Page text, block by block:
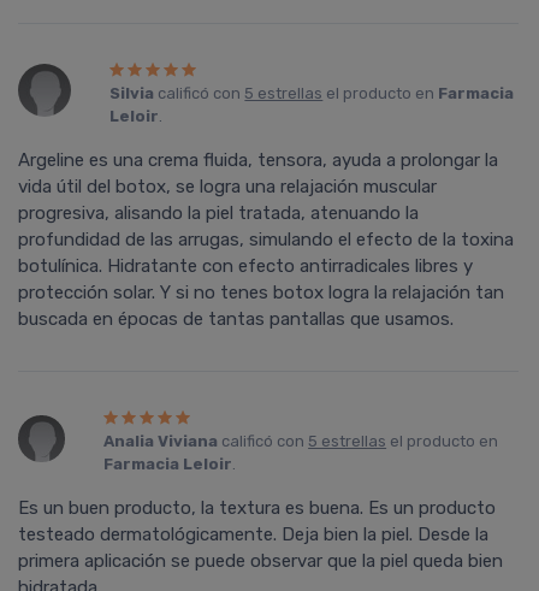
Silvia calificó con 5 estrellas el producto en Farmacia
Leloir.
Argeline es una crema fluida, tensora, ayuda a prolongar la
vida útil del botox, se logra una relajación muscular
progresiva, alisando la piel tratada, atenuando la
profundidad de las arrugas, simulando el efecto de la toxina
botulínica. Hidratante con efecto antirradicales libres y
protección solar. Y si no tenes botox logra la relajación tan
buscada en épocas de tantas pantallas que usamos.
Analia Viviana calificó con 5 estrellas el producto en
Farmacia Leloir.
Es un buen producto, la textura es buena. Es un producto
testeado dermatológicamente. Deja bien la piel. Desde la
primera aplicación se puede observar que la piel queda bien